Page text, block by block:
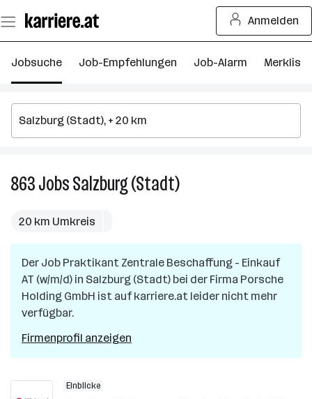
Seiteninhalt
springen
Anmelden
Jobsuche Job-Empfehlungen Job-Alarm Merkliste
863JobsSalzburg (Stadt)863
(Stadt)
20 km Umkreis
Der Job Praktikant Zentrale Beschaffung - Einkauf
AT (w/m/d) in Salzburg (Stadt) bei der Firma Porsche
Holding GmbH ist auf karriere.at leider nicht mehr
verfügbar.
Firmenprofil anzeigen
Einblicke